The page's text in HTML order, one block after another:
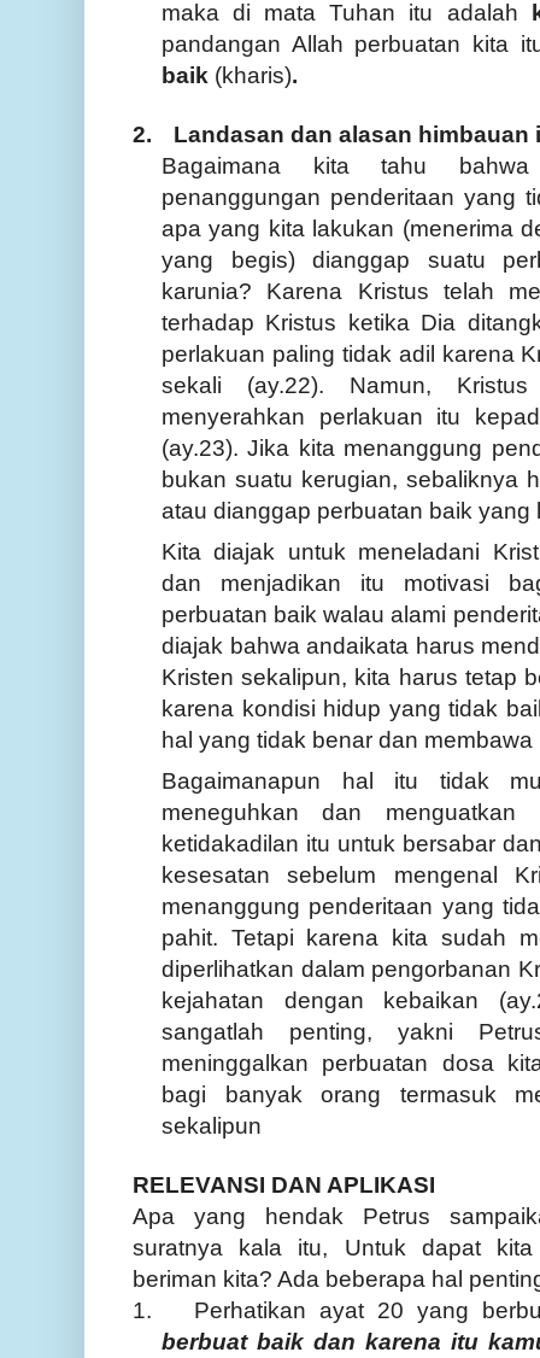
maka di mata Tuhan itu adalah
pandangan Allah perbuatan kita
baik (kharis).
2.
Landasan dan alasan himbauan
Bagaimana kita tahu
penanggungan penderitaan yang
apa yang kita lakukan (menerima
yang begis) dianggap suatu
karunia? Karena Kristus telah
terhadap Kristus ketika Dia
perlakuan paling tidak adil karena
sekali (ay.22). Namun,
menyerahkan perlakuan itu
(ay.23). Jika kita menanggung
bukan suatu kerugian, sebaliknya
atau dianggap perbuatan baik yang
Kita diajak untuk meneladani
dan menjadikan itu motivasi
perbuatan baik walau alami
diajak bahwa andaikata harus
Kristen sekalipun, kita harus tetap
karena kondisi hidup yang tidak
hal yang tidak benar dan
Bagaimanapun hal itu tidak
meneguhkan dan menguatkan
ketidakadilan itu untuk bersabar
kesesatan sebelum mengenal
menanggung penderitaan yang
pahit. Tetapi karena kita sudah
diperlihatkan dalam pengorbanan
kejahatan dengan kebaikan
sangatlah penting, yakni
meninggalkan perbuatan dosa
bagi banyak orang termasuk
sekalipun
RELEVANSI DAN APLIKASI
Apa yang hendak Petrus
suratnya kala itu, Untuk dapat
beriman kita? Ada beberapa hal
1.
Perhatikan ayat 20 yang
berbuat baik dan karena itu